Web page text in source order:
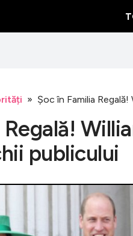
Șoc în Familia
publicului